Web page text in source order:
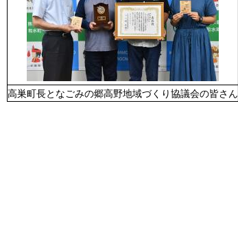
高巣町長となごみの郷高野地域づくり協議会の皆さん